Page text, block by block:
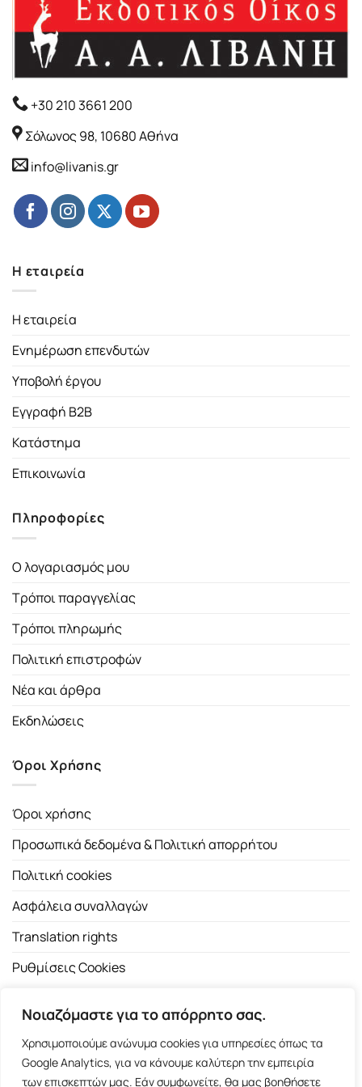
Νοιαζόμαστε για το απόρρητο σας.
Χρησιμοποιούμε ανώνυμα cookies για υπηρεσίες όπως τα
Google Analytics, για να κάνουμε καλύτερη την εμπειρία
των επισκεπτών μας. Εάν συμφωνείτε, θα μας βοηθήσετε
+30 210 3661 200
Σόλωνος 98, 10680 Αθήνα
info@livanis.gr
Η εταιρεία
Η εταιρεία
Ενημέρωση επενδυτών
Υποβολή έργου
Εγγραφή B2B
Κατάστημα
Επικοινωνία
Πληροφορίες
Ο λογαριασμός μου
Τρόποι παραγγελίας
Τρόποι πληρωμής
Πολιτική επιστροφών
Νέα και άρθρα
Εκδηλώσεις
Όροι Χρήσης
Όροι χρήσης
Προσωπικά δεδομένα & Πολιτική απορρήτου
Πολιτική cookies
Ασφάλεια συναλλαγών
Translation rights
Ρυθμίσεις Cookies